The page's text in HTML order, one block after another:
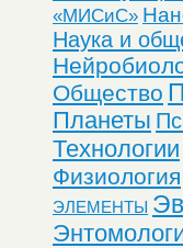
«МИСиС»
Наука и
Общество
Планеты
Технологии
Физиология
ЭЛЕМЕНТЫ